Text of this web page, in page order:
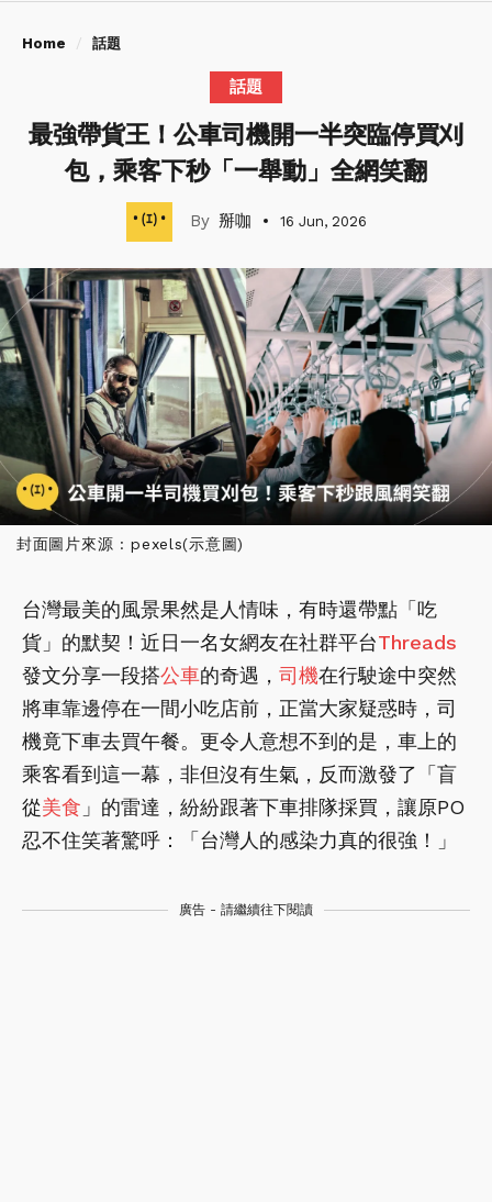
Home 話題
話題
最強帶貨王！公車司機開一半突臨停買刈
包，乘客下秒「一舉動」全網笑翻
掰咖 16 Jun, 2026
封面圖片來源 : pexels(示意圖)
台灣最美的風景果然是人情味，有時還帶點「吃
貨」的默契！近日一名女網友在社群平台Threads
發文分享一段搭公車的奇遇， 司機在行駛途中突然
將車靠邊停在一間小吃店前，正當大家疑惑時，司
機竟下車去買午餐。更令人意想不到的是，車上的
乘客看到這一幕，非但沒有生氣，反而激發了「盲
從美食 」的雷達，紛紛跟著下車排隊採買，讓原PO
忍不住笑著驚呼：「台灣人的感染力真的很強！」
廣告 - 請繼續往下閱讀